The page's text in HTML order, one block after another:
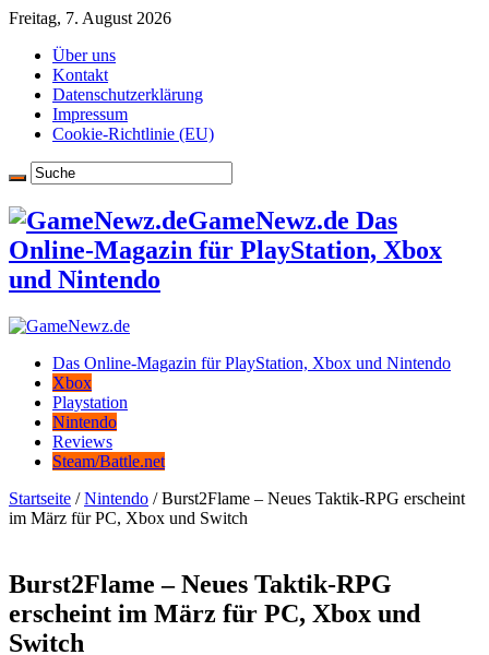
Freitag, 7. August 2026
Über uns
Kontakt
Datenschutzerklärung
Impressum
Cookie-Richtlinie (EU)
GameNewz.de Das
Online-Magazin für PlayStation, Xbox
und Nintendo
Das Online-Magazin für PlayStation, Xbox und Nintendo
Xbox
Playstation
Nintendo
Reviews
Steam/Battle.net
Startseite / Nintendo / Burst2Flame – Neues Taktik-RPG erscheint
im März für PC, Xbox und Switch
Burst2Flame – Neues Taktik-RPG
erscheint im März für PC, Xbox und
Switch